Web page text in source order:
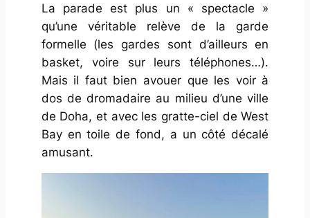
La parade est plus un « spectacle »
qu’une véritable relève de la garde
formelle (les gardes sont d’ailleurs en
basket, voire sur leurs téléphones…).
Mais il faut bien avouer que les voir à
dos de dromadaire au milieu d’une ville
de Doha, et avec les gratte-ciel de West
Bay en toile de fond, a un côté décalé
amusant.